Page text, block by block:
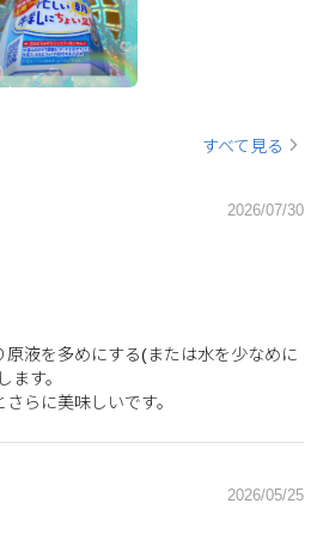
すべて見る
2026/07/30
液を多めにする(または水を少なめに
ます。
らに美味しいです。
2026/05/25